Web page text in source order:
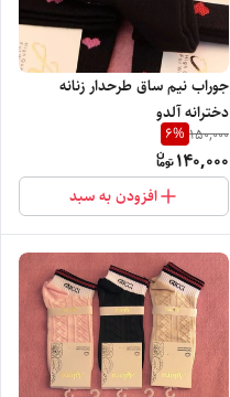
جوراب نیم ساق طرحدار زنانه
دخترانه آلدو
150,000
6%
140,000
افزودن به سبد